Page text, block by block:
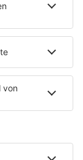
Folge 122
Folge 121